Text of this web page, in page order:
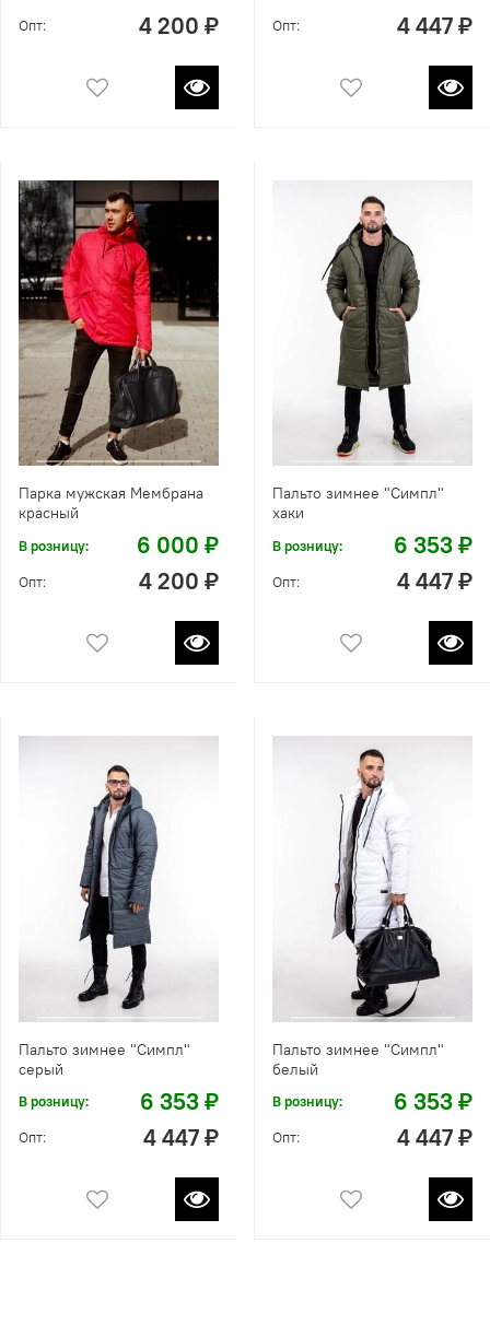
Опт: 4 200 ₽ Опт: 4 447 ₽
Парка мужская Мембрана
красный
В розницу: 6 000 ₽
Опт: 4 200 ₽
Пальто зимнее "Симпл"
хаки
В розницу: 6 353 ₽
Опт: 4 447 ₽
Пальто зимнее "Симпл"
серый
В розницу: 6 353 ₽
Опт: 4 447 ₽
Пальто зимнее "Симпл"
белый
В розницу: 6 353 ₽
Опт: 4 447 ₽